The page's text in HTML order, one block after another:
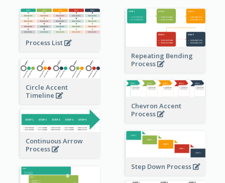
Process List
Repeating Bending
Process
Circle Accent
Timeline
Chevron Accent
Process
Continuous Arrow
Process
Step Down Process